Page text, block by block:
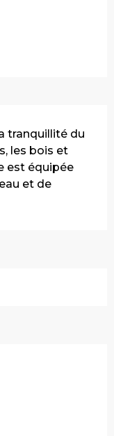
tranquillité du
les bois et
est équipée
et de